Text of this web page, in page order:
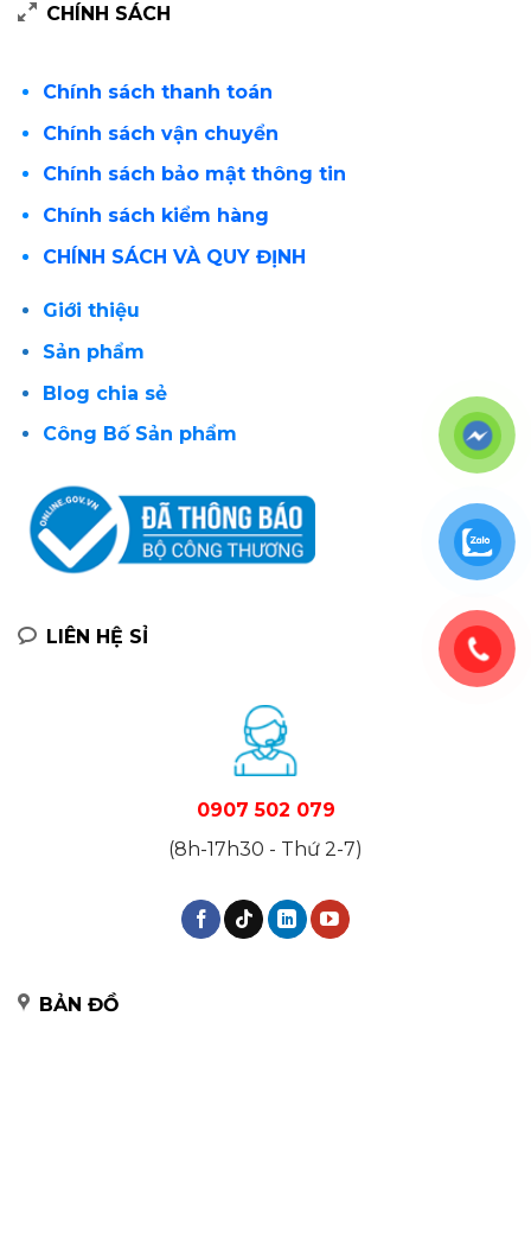
CHÍNH SÁCH
Chính sách thanh toán
Chính sách vận chuyển
Chính sách bảo mật thông tin
Chính sách kiểm hàng
CHÍNH SÁCH VÀ QUY ĐỊNH
Giới thiệu
Sản phẩm
Blog chia sẻ
Công Bố Sản phẩm
LIÊN HỆ SỈ
0907 502 079
(8h-17h30 - Thứ 2-7)
BẢN ĐỒ